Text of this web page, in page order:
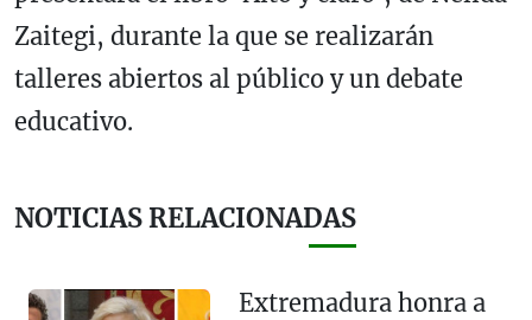
Zaitegi, durante la que se realizarán
talleres abiertos al público y un debate
educativo.
NOTICIAS RELACIONADAS
Extremadura honra a